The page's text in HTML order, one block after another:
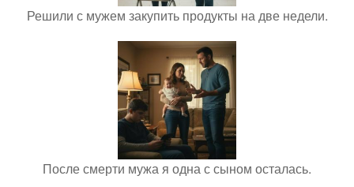
Решили с мужем закупить продукты на две недели.
После смерти мужа я одна с сыном осталась.